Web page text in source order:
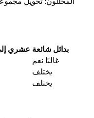
عشري بدائل شائعة
غالبًا نعم
يختلف
يختلف